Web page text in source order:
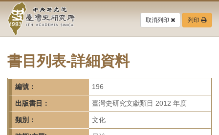
要
中
央
研
究
院-
臺
灣
取消列印 列印
書目列表-詳細資料
編號： 196
出版書目： 臺灣史研究文獻類目 2012 年度
類別： 文化